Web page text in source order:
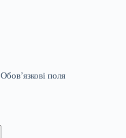
Обов’язкові поля